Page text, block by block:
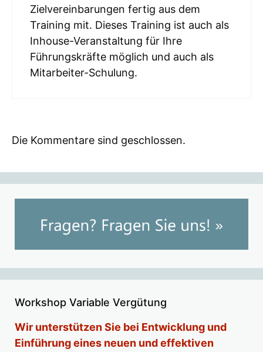
Zielvereinbarungen fertig aus dem
Training mit. Dieses Training ist auch als
Inhouse-Veranstaltung für Ihre
Führungskräfte möglich und auch als
Mitarbeiter-Schulung.
Die Kommentare sind geschlossen.
Workshop Variable Vergütung
Wir unterstützen Sie bei Entwicklung und
Einführung eines neuen und effektiven